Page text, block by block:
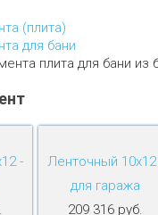
(плита)
для бани
плита для бани из
-
Ленточный 10х12
для гаража
209 316 руб.